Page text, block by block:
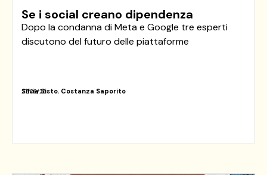
Se i social creano dipendenza
Dopo la condanna di Meta e Google tre esperti
discutono del futuro delle piattaforme
27/03/26
Silvia Sisto, Costanza Saporito